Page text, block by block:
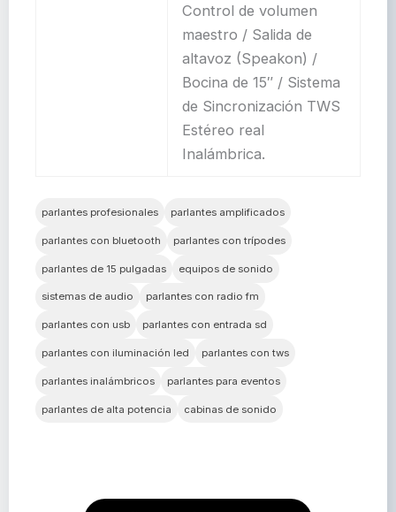
Control de volumen
maestro / Salida de
altavoz (Speakon) /
Bocina de 15″ / Sistema
de Sincronización TWS
Estéreo real
Inalámbrica.
parlantes profesionales parlantes amplificados
parlantes con bluetooth parlantes con trípodes
parlantes de 15 pulgadas equipos de sonido
sistemas de audio parlantes con radio fm
parlantes con usb parlantes con entrada sd
parlantes con iluminación led parlantes con tws
parlantes inalámbricos parlantes para eventos
parlantes de alta potencia cabinas de sonido